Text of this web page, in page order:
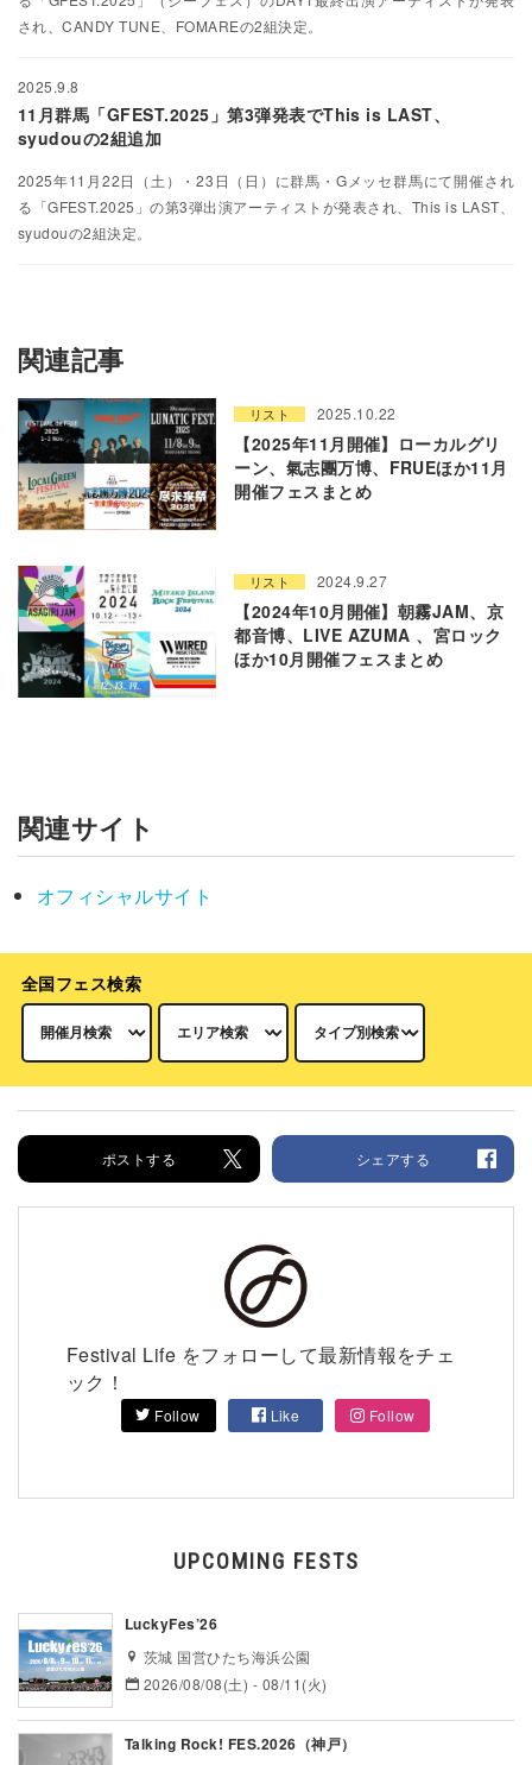
され、CANDY TUNE、FOMAREの2組決定。
2025.9.8
11月群馬「GFEST.2025」第3弾発表でThis is LAST、
syudouの2組追加
2025年11月22日（土）・23日（日）に群馬・Gメッセ群馬にて開催され
る「GFEST.2025」の第3弾出演アーティストが発表され、This is LAST、
syudouの2組決定。
関連記事
リスト 2025.10.22
【2025年11月開催】ローカルグリ
ーン、氣志團万博、FRUEほか11月
開催フェスまとめ
リスト 2024.9.27
【2024年10月開催】朝霧JAM、京
都音博、LIVE AZUMA 、宮ロック
ほか10月開催フェスまとめ
関連サイト
オフィシャルサイト
全国フェス検索
ポストする シェアする
Festival Life をフォローして最新情報をチェ
ック！
Follow Like Follow
UPCOMING FESTS
LuckyFes’26
茨城 国営ひたち海浜公園
2026/08/08(土) - 08/11(火)
Talking Rock! FES.2026（神戸）